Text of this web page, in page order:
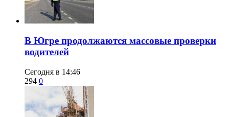
​В Югре продолжаются массовые проверки
водителей
Сегодня в 14:46
294 0